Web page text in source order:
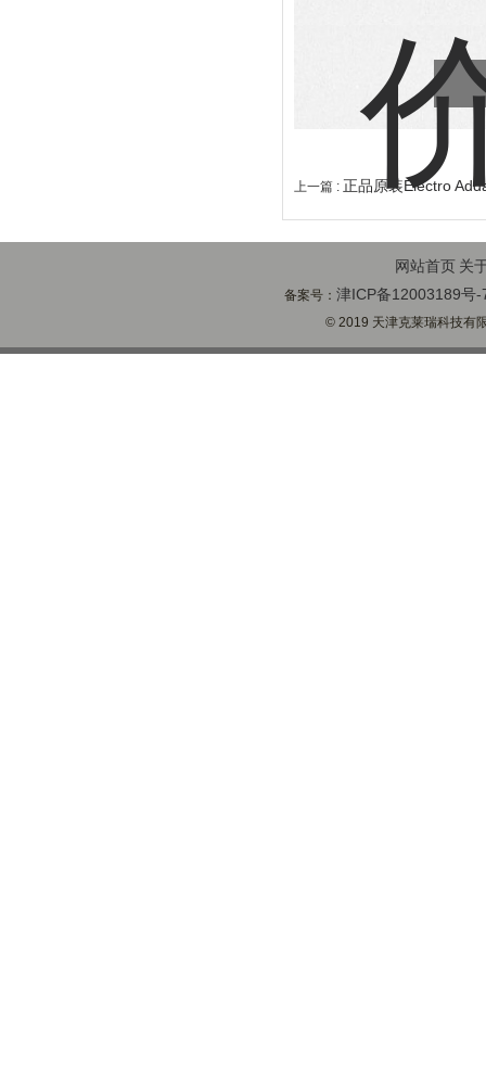
上一篇 : 正品原装Electro
网站首页 关
备案号：津ICP备12003189号-
© 2019 天津克莱瑞科技有